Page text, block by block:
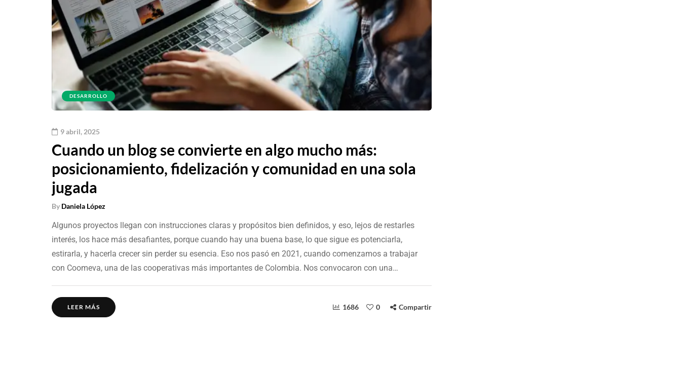
DESARROLLO
9 abril, 2025
Cuando un blog se convierte en algo mucho más:
posicionamiento, fidelización y comunidad en una sola
jugada
By Daniela López
Algunos proyectos llegan con instrucciones claras y propósitos bien definidos, y eso, lejos de restarles
interés, los hace más desafiantes, porque cuando hay una buena base, lo que sigue es potenciarla,
estirarla, y hacerla crecer sin perder su esencia. Eso nos pasó en 2021, cuando comenzamos a trabajar
con Coomeva, una de las cooperativas más importantes de Colombia. Nos convocaron con una…
LEER MÁS 1686 0 Compartir